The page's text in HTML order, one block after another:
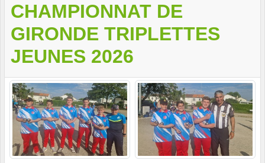
CHAMPIONNAT DE
GIRONDE TRIPLETTES
JEUNES 2026